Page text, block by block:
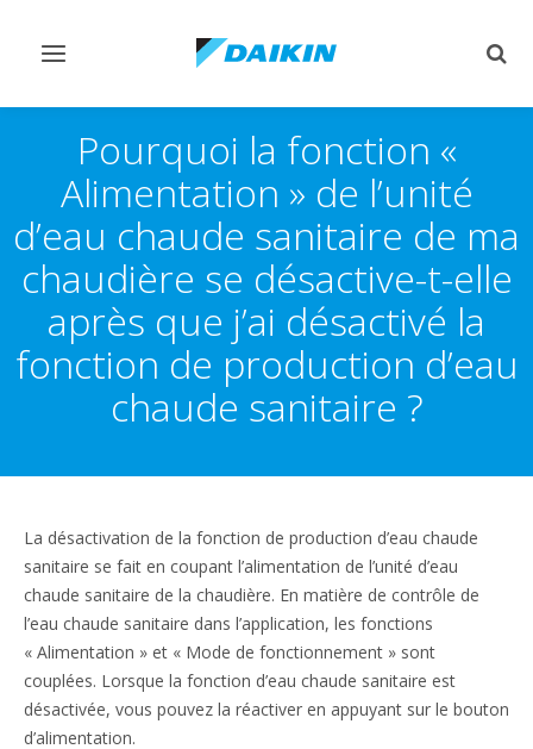
Afficher/masquer
Pourquoi la fonction «
Alimentation » de l’unité
d’eau chaude sanitaire de ma
chaudière se désactive-t-elle
après que j’ai désactivé la
fonction de production d’eau
chaude sanitaire ?
La désactivation de la fonction de production d’eau chaude
sanitaire se fait en coupant l’alimentation de l’unité d’eau
chaude sanitaire de la chaudière. En matière de contrôle de
l’eau chaude sanitaire dans l’application, les fonctions
« Alimentation » et « Mode de fonctionnement » sont
couplées. Lorsque la fonction d’eau chaude sanitaire est
désactivée, vous pouvez la réactiver en appuyant sur le bouton
d’alimentation.